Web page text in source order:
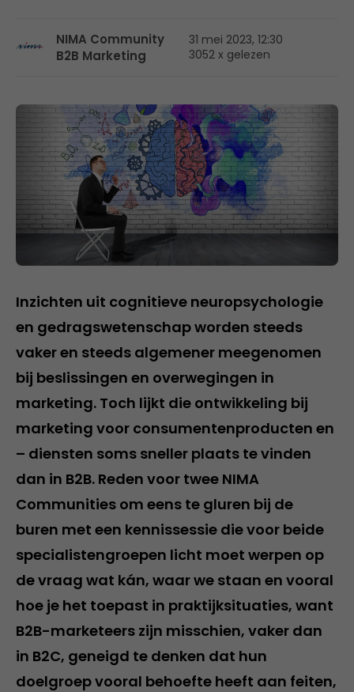
NIMA Community
B2B Marketing
31 mei 2023, 12:30
3052 x gelezen
Inzichten uit cognitieve neuropsychologie
en gedragswetenschap worden steeds
vaker en steeds algemener meegenomen
bij beslissingen en overwegingen in
marketing. Toch lijkt die ontwikkeling bij
marketing voor consumentenproducten en
– diensten soms sneller plaats te vinden
dan in B2B. Reden voor twee NIMA
Communities om eens te gluren bij de
buren met een kennissessie die voor beide
specialistengroepen licht moet werpen op
de vraag wat kán, waar we staan en vooral
hoe je het toepast in praktijksituaties, want
B2B-marketeers zijn misschien, vaker dan
in B2C, geneigd te denken dat hun
doelgroep vooral behoefte heeft aan feiten,